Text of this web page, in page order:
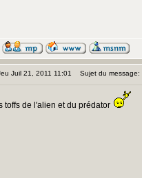
Juil 21, 2011 11:01 Sujet du message:
toffs de l'alien et du prédator